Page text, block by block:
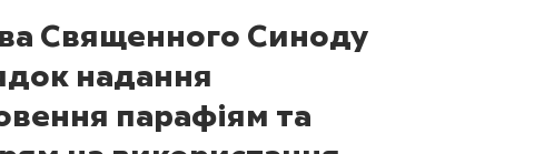
Священного Синоду
надання
парафіям та